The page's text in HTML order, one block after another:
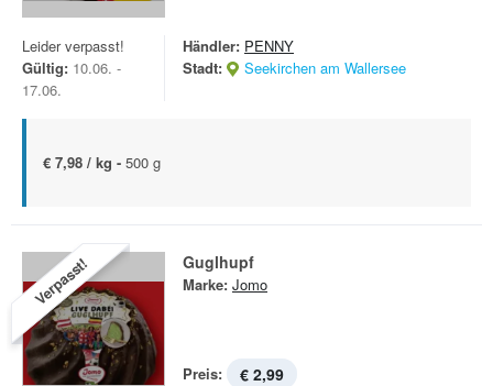
Leider verpasst!
Gültig: 10.06. -
17.06.
Händler: PENNY
Stadt:
Seekirchen am Wallersee
€ 7,98 / kg - 500 g
Verpasst! Guglhupf
Marke: Jomo
Preis: € 2,99